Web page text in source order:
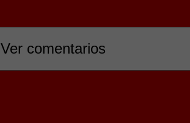
Ver comentarios